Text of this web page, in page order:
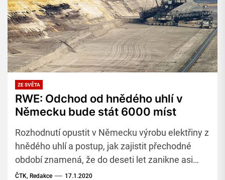
ZE SVĚTA
RWE: Odchod od hnědého uhlí v
Německu bude stát 6000 míst
Rozhodnutí opustit v Německu výrobu elektřiny z
hnědého uhlí a postup, jak zajistit přechodné
období znamená, že do deseti let zanikne asi
6000 pracovních míst. Uvedla to německá
ČTK, Redakce 17.1.2020